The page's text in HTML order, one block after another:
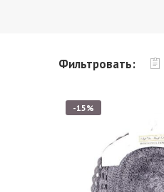
Фильтровать:
-15%